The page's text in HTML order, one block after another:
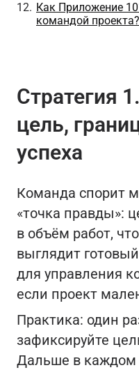
Как Приложение
командой проекта?
Стратегия
цель,
успеха
Команда спорит
«точка правды»:
в объём работ,
выглядит
для управления
если проект
Практика: один
зафиксируйте
Дальше в каждом